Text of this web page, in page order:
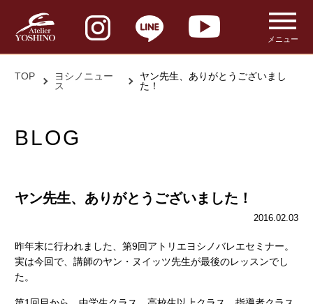
メニュー
TOP
ヨシノニュー
ス
ヤン先生、ありがとうございまし
た！
BLOG
ヤン先生、ありがとうございました！
2016.02.03
昨年末に行われました、第9回アトリエヨシノバレエセミナー。
実は今回で、講師のヤン・ヌイッツ先生が最後のレッスンでし
た。